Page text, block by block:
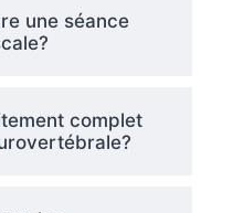
une séance
complet